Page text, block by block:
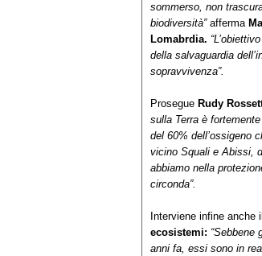
sommerso, non
biodiversità” afferma
Lomabrdia.
della salvaguardia
sopravvivenza”.
Prosegue Rudy
sulla Terra è
del 60% dell’ossigeno
vicino Squali e Abissi,
abbiamo nella
circonda”.
Interviene infine anche il
ecosistemi: “Sebbene
anni fa, essi sono in